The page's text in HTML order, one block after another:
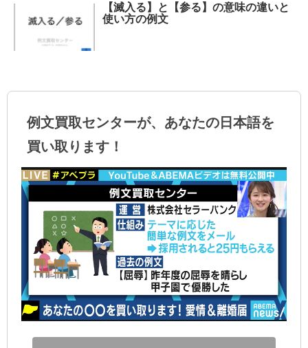
【滅入る】と【参る】の意味の違いと
使い方の例文
例文買取センターが、あなたの日本語を
買い取ります！